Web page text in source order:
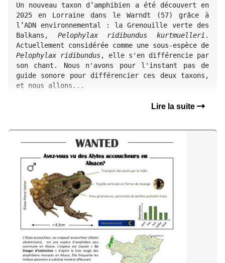
Un nouveau taxon d’amphibien a été découvert en
2025 en Lorraine dans le Warndt (57) grâce à
l’ADN environnemental : la Grenouille verte des
Balkans, Pelophylax ridibundus kurtmuelleri .
Pelophylax ridibundus, elle s'en différencie par
son chant. Nous n'avons pour l'instant pas de
guide sonore pour différencier ces deux taxons,
et nous allons...
Lire la suite